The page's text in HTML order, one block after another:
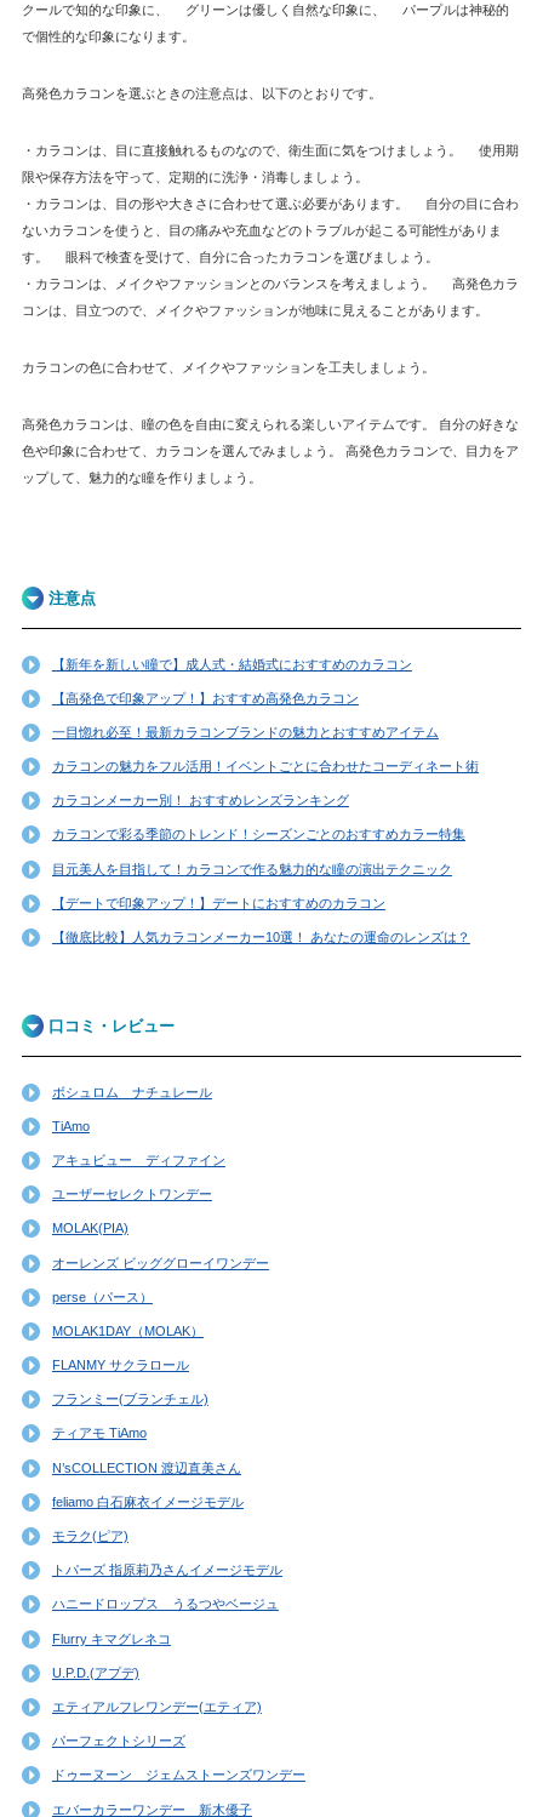
クールで知的な印象に、 グリーンは優しく自然な印象に、 パープルは神秘的
で個性的な印象になります。
高発色カラコンを選ぶときの注意点は、以下のとおりです。
・カラコンは、目に直接触れるものなので、衛生面に気をつけましょう。 使用期
限や保存方法を守って、定期的に洗浄・消毒しましょう。
・カラコンは、目の形や大きさに合わせて選ぶ必要があります。 自分の目に合わ
ないカラコンを使うと、目の痛みや充血などのトラブルが起こる可能性がありま
す。 眼科で検査を受けて、自分に合ったカラコンを選びましょう。
・カラコンは、メイクやファッションとのバランスを考えましょう。 高発色カラ
コンは、目立つので、メイクやファッションが地味に見えることがあります。
カラコンの色に合わせて、メイクやファッションを工夫しましょう。
高発色カラコンは、瞳の色を自由に変えられる楽しいアイテムです。 自分の好きな
色や印象に合わせて、カラコンを選んでみましょう。 高発色カラコンで、目力をア
ップして、魅力的な瞳を作りましょう。
注意点
【新年を新しい瞳で】成人式・結婚式におすすめのカラコン
【高発色で印象アップ！】おすすめ高発色カラコン
一目惚れ必至！最新カラコンブランドの魅力とおすすめアイテム
カラコンの魅力をフル活用！イベントごとに合わせたコーディネート術
カラコンメーカー別！ おすすめレンズランキング
カラコンで彩る季節のトレンド！シーズンごとのおすすめカラー特集
目元美人を目指して！カラコンで作る魅力的な瞳の演出テクニック
【デートで印象アップ！】デートにおすすめのカラコン
【徹底比較】人気カラコンメーカー10選！ あなたの運命のレンズは？
口コミ・レビュー
ボシュロム ナチュレール
TiAmo
アキュビュー ディファイン
ユーザーセレクトワンデー
MOLAK(PIA)
オーレンズ ビッググローイワンデー
perse（パース）
MOLAK1DAY（MOLAK）
FLANMY サクラロール
フランミー(ブランチェル)
ティアモ TiAmo
N’sCOLLECTION 渡辺直美さん
feliamo 白石麻衣イメージモデル
モラク(ピア)
トパーズ 指原莉乃さんイメージモデル
ハニードロップス うるつやベージュ
Flurry キマグレネコ
U.P.D.(アプデ)
エティアルフレワンデー(エティア)
パーフェクトシリーズ
ドゥーヌーン ジェムストーンズワンデー
エバーカラーワンデー 新木優子